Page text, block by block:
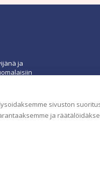
sivuston
ja
ja